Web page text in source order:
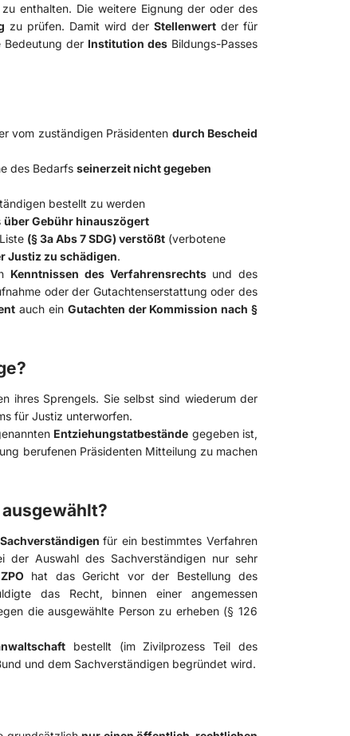
zu enthalten. Die weitere Eignung der oder des
zu prüfen. Damit wird der Stellenwertder für
Bedeutung der Institution des Bildungs-Passes
vom zuständigen Präsidenten durch Bescheid
des Bedarfs seinerzeit nicht gegeben
bestellt zu werden
über Gebühr hinauszögert
(§ 3a Abs 7 SDG) verstößt (verbotene
Justiz zu schädigen.
Kenntnissen des Verfahrensrechts und des
oder der Gutachtenserstattung oder des
auch ein Gutachten der Kommission nach §
ihres Sprengels. Sie selbst sind wiederum der
für Justiz unterworfen.
Entziehungstatbestände gegeben ist,
berufenen Präsidenten Mitteilung zu machen
für ein bestimmtes Verfahren
der Auswahl des Sachverständigen nur sehr
hat das Gericht vor der Bestellung des
das Recht, binnen einer angemessen
die ausgewählte Person zu erheben (§ 126
bestellt (im Zivilprozess Teil des
und dem Sachverständigen begründet wird.